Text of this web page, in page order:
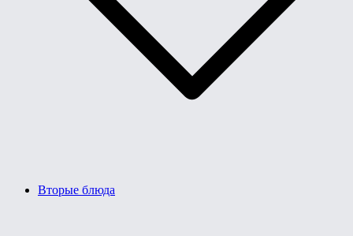
Вторые блюда